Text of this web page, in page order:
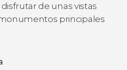
disfrutar de unas vistas
principales